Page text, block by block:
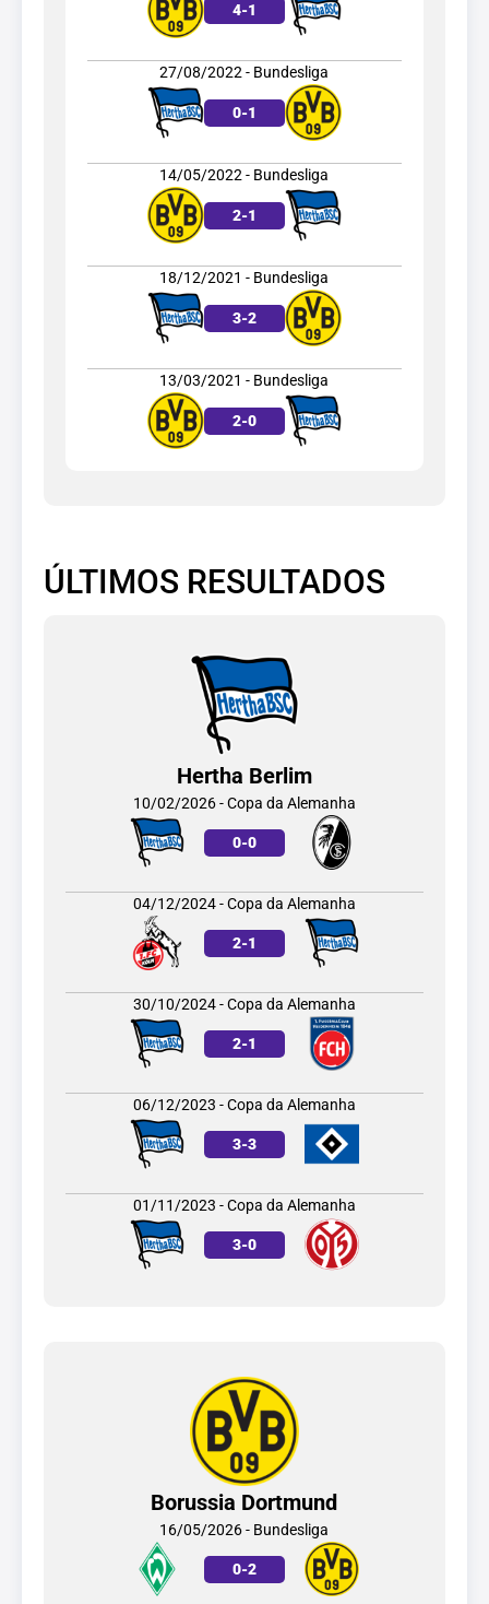
4-1
27/08/2022 - Bundesliga
0-1
14/05/2022 - Bundesliga
2-1
18/12/2021 - Bundesliga
3-2
13/03/2021 - Bundesliga
2-0
ÚLTIMOS RESULTADOS
Hertha Berlim
10/02/2026 - Copa da Alemanha
0-0
04/12/2024 - Copa da Alemanha
2-1
30/10/2024 - Copa da Alemanha
2-1
06/12/2023 - Copa da Alemanha
3-3
01/11/2023 - Copa da Alemanha
3-0
Borussia Dortmund
16/05/2026 - Bundesliga
0-2